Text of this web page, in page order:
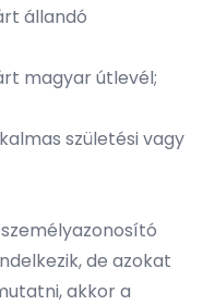
állandó
magyar útlevél;
születési vagy
de azokat
akkor a